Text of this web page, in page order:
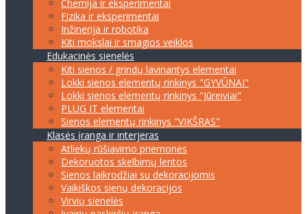
Chemija ir eksperimentai
Fizika ir eksperimentai
Inžinerija ir robotika
Kiti mokslai ir smagios veiklos
Edukacinės sienelės
Kiti sienos / grindų lavinantys elementai
Lokki sienos elementų rinkinys "GYVŪNAI"
Lokki sienos elementų rinkinys "Jūreiviai"
PLUG IT elementai
Sienos elementų rinkinys "VIKŠRAS"
Klasės įranga ir interjeras
Atliekų rūšiavimo priemonės
Dekoruotos skelbimų lentos
Sienos laikrodžiai su dekoracijomis
Vaikiškos sienų dekoracijos
Virvių sienelės